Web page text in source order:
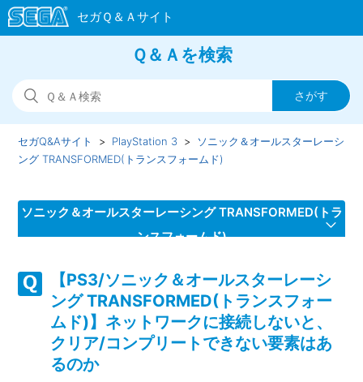
Ｑ＆Ａを検索
セガQ&Aサイト PlayStation 3
ソニック＆オールスターレーシ
ング TRANSFORMED(トランスフォームド)
ソニック＆オールスターレーシング TRANSFORMED(トラ
ンスフォームド)
【PS3/ソニック＆オールスターレーシング
TRANSFORMED(トランスフォームド)】ステッカー、ライセ
ンスを集めるといいことがあるのか
【PS3/ソニック＆オールスターレーシング
TRANSFORMED(トランスフォームド)】電子説明書はどこか
【PS3/ソニック＆オールスターレーシ
ング TRANSFORMED(トランスフォー
ムド)】ネットワークに接続しないと、
クリア/コンプリートできない要素はあ
るのか